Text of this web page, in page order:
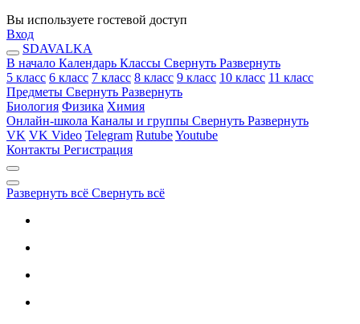
Вы используете гостевой доступ
Вход
SDAVALKA
В начало Календарь Классы Свернуть Развернуть
5 класс 6 класс 7 класс 8 класс 9 класс 10 класс 11 класс
Предметы Свернуть Развернуть
Биология Физика Химия
Онлайн-школа Каналы и группы Свернуть Развернуть
VK VK Video Telegram RutubeYoutube
Контакты Регистрация
Развернуть всё Свернуть всё